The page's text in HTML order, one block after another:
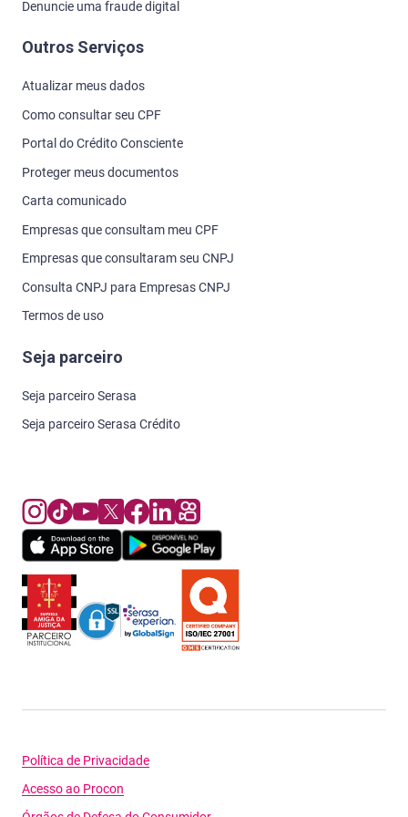
Denuncie uma fraude digital
Outros Serviços
Atualizar meus dados
Como consultar seu CPF
Portal do Crédito Consciente
Proteger meus documentos
Carta comunicado
Empresas que consultam meu CPF
Empresas que consultaram seu CNPJ
Consulta CNPJ para Empresas CNPJ
Termos de uso
Seja parceiro
Seja parceiro Serasa
Seja parceiro Serasa Crédito
Política de Privacidade
Acesso ao Procon